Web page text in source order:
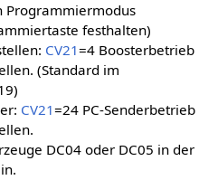
Programmiermodus
festhalten)
CV21=4 Boosterbetrieb
(Standard im
CV21=24 PC-Senderbetrieb
DC04 oder DC05 in der